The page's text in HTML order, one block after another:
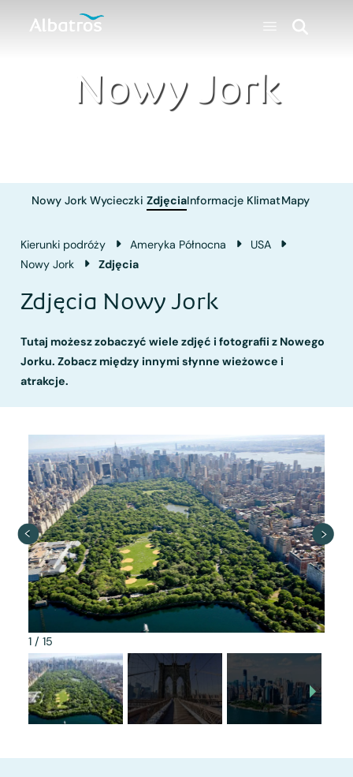
Nowy Jork
Nowy Jork Wycieczki ZdjęciaInformacje KlimatMapy
Kierunki podróży Ameryka Północna
USA
Nowy Jork
Zdjęcia
Zdjęcia Nowy Jork
Tutaj możesz zobaczyć wiele zdjęć i fotografii z Nowego
Jorku. Zobacz między innymi słynne wieżowce i
atrakcje.
1/ 15